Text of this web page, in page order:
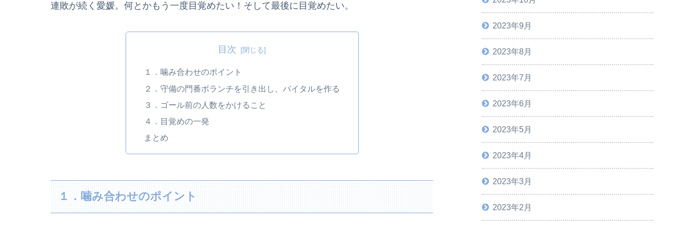
連敗が続く愛媛。何とかもう一度目覚めたい！そして最後に目覚めたい。
目次
１．噛み合わせのポイント
２．守備の門番ボランチを引き出し、バイタルを作る
３．ゴール前の人数をかけること
４．目覚めの一発
まとめ
１．噛み合わせのポイント
2023年9月
2023年8月
2023年7月
2023年6月
2023年5月
2023年4月
2023年3月
2023年2月